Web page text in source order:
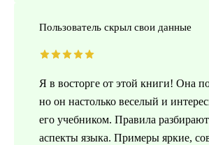
Пользователь скрыл свои данные
Я в восторге от этой книги! Она
но он настолько веселый и
его учебником. Правила
аспекты языка. Примеры яркие,